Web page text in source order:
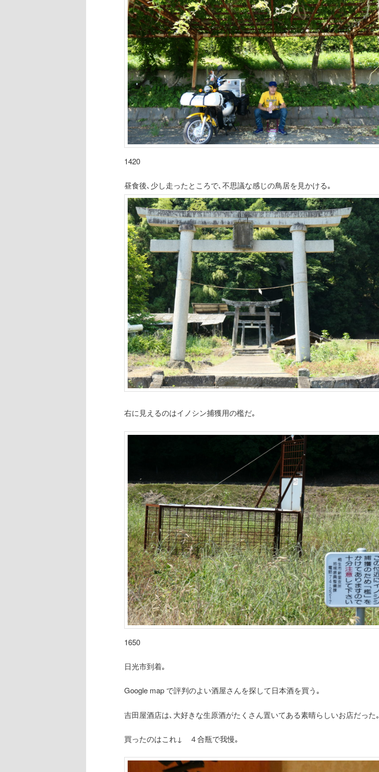
1420
昼食後､少し走ったところで､不思議な感じの鳥居を見かける｡
右に見えるのはイノシン捕獲用の檻だ｡
1650
日光市到着｡
Google map で評判のよい酒屋さんを探して日本酒を買う｡
吉田屋酒店は､大好きな生原酒がたくさん置いてある素晴らしいお店だった｡
買ったのはこれ↓ ４合瓶で我慢｡